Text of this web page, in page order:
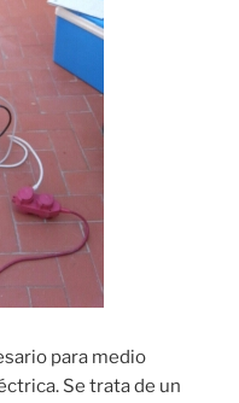
para medio
Se trata de un